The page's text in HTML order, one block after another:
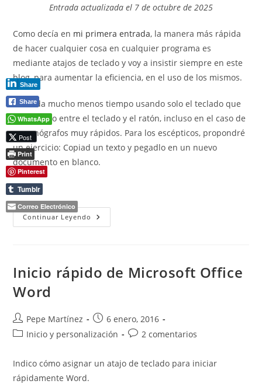
Entrada actualizada el 7 de octubre de 2025
Como decía en mi primera entrada, la manera más rápida
de hacer cualquier cosa en cualquier programa es
mediante atajos de teclado y voy a insistir siempre en este
blog, para aumentar la eficiencia, en el uso de los mismos.
Se tarda mucho menos tiempo usando solo el teclado que
cambiando entre el teclado y el ratón, incluso en el caso de
mecanógrafos muy rápidos. Para los escépticos, propondré
un ejercicio: Copiad un texto y pegadlo en un nuevo
documento en blanco.
(más…)
Continuar Leyendo Atajos
De
Inicio rápido de Microsoft Office
Word
Autor
de
Pepe Martínez
Publicación
de
6 enero, 2016
Categoría
la
entrada:
Inicio y personalización
Comentarios
la
entrada:
2 comentarios
Indico cómo asignar un atajo de teclado para iniciar
rápidamente Word.
Share
Share
WhatsApp
Post
Print
Pinterest
Tumblr
Correo Electrónico